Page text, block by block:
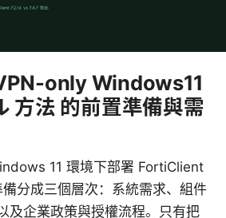
only Windows11
方法 的前置準備與需
11 環境下部署 FortiClient
分成三個層次：系統需求、組件
及企業政策與授權流程。只有把